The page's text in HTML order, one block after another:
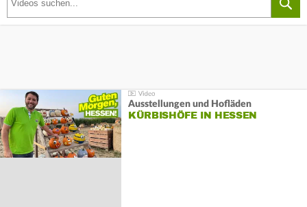
Ausstellungen und Hofläden
KÜRBISHÖFE IN HESSEN